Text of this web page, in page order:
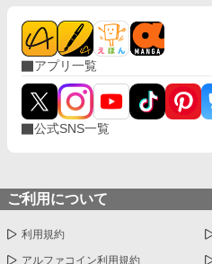
アプリ一覧
公式SNS一覧
ご利用について
利用規約
アルファコイン利用規約